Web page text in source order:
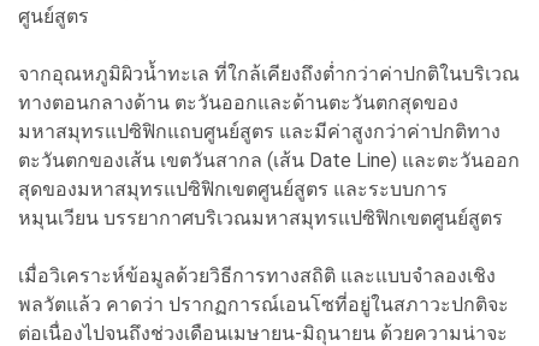
ศูนย์สูตร
จากอุณหภูมิผิวน้ำทะเล ที่ใกล้เคียงถึงต่ำกว่าค่าปกติในบริเวณ
ทางตอนกลางด้าน ตะวันออกและด้านตะวันตกสุดของ
มหาสมุทรแปซิฟิกแถบศูนย์สูตร และมีค่าสูงกว่าค่าปกติทาง
ตะวันตกของเส้น เขตวันสากล (เส้น Date Line) และตะวันออก
สุดของมหาสมุทรแปซิฟิกเขตศูนย์สูตร และระบบการ
หมุนเวียน บรรยากาศบริเวณมหาสมุทรแปซิฟิกเขตศูนย์สูตร
เมื่อวิเคราะห์ข้อมูลด้วยวิธีการทางสถิติ และแบบจำลองเชิง
พลวัตแล้ว คาดว่า ปรากฏการณ์เอนโซที่อยู่ในสภาวะปกติจะ
ต่อเนื่องไปจนถึงช่วงเดือนเมษายน-มิถุนายน ด้วยความน่าจะ